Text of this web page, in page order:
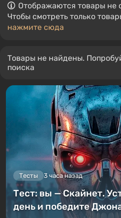
Отображаются товары не
Чтобы смотреть только
нажмите сюда
Товары не найдены.
поиска
Тесты 3 часа назад
Тест: вы — Скайнет.
день и победите